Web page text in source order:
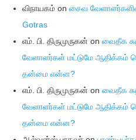
விநாயகம் onசைவ
Gotras
எம். பி. திருமுருகன் onவைதீக
வேளாளர்கள் மட்டுமே ஆதிக்கம்
தன்மை என்ன?
எம். பி. திருமுருகன் onவைதீக
வேளாளர்கள் மட்டுமே ஆதிக்கம்
தன்மை என்ன?